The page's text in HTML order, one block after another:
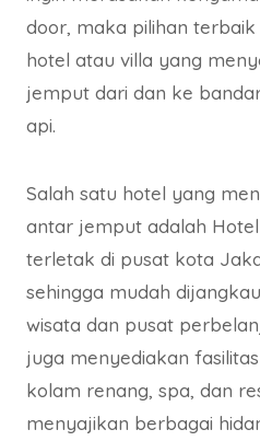
door, maka pilihan
hotel atau villa yang
jemput dari dan ke
api.
Salah satu hotel yang
antar jemput adalah Hotel
terletak di pusat kota
sehingga mudah
wisata dan pusat
juga menyediakan
kolam renang, spa, dan
menyajikan berbagai